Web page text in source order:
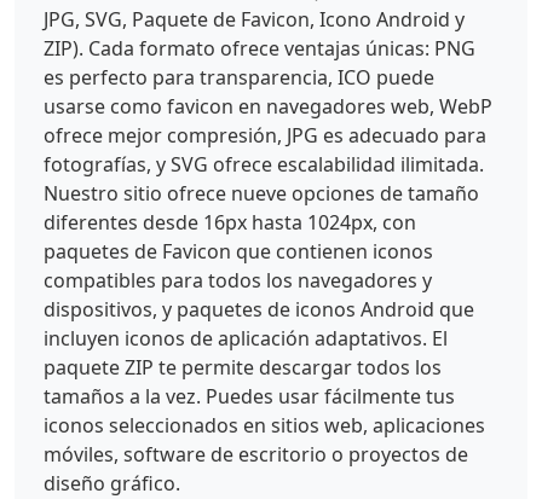
JPG, SVG, Paquete de Favicon, Icono Android y
ZIP). Cada formato ofrece ventajas únicas: PNG
es perfecto para transparencia, ICO puede
usarse como favicon en navegadores web, WebP
ofrece mejor compresión, JPG es adecuado para
fotografías, y SVG ofrece escalabilidad ilimitada.
Nuestro sitio ofrece nueve opciones de tamaño
diferentes desde 16px hasta 1024px, con
paquetes de Favicon que contienen iconos
compatibles para todos los navegadores y
dispositivos, y paquetes de iconos Android que
incluyen iconos de aplicación adaptativos. El
paquete ZIP te permite descargar todos los
tamaños a la vez. Puedes usar fácilmente tus
iconos seleccionados en sitios web, aplicaciones
móviles, software de escritorio o proyectos de
diseño gráfico.